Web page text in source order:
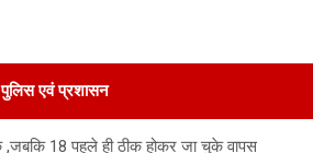
पुलिस एवं प्रशासन
18 पहले ही ठीक होकर जा चुके वापस